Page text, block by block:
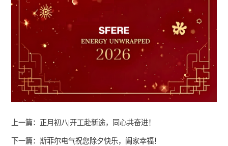
上一篇：正月初八|开工赴新途，同心共奋进！
下一篇：斯菲尔电气祝您除夕快乐，阖家幸福！